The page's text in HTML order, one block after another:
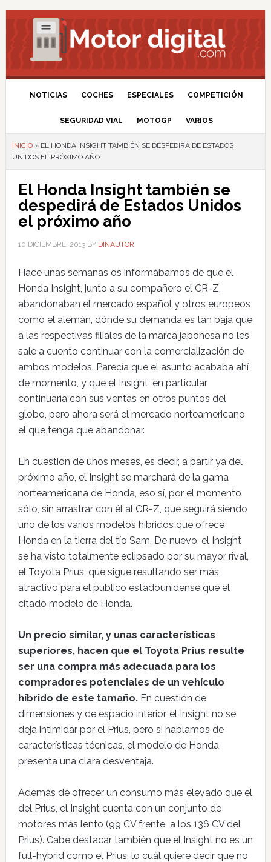
NOTICIAS COCHES ESPECIALES COMPETICIÓN
SEGURIDAD VIAL MOTOGP VARIOS
INICIO» EL HONDA INSIGHT TAMBIÉN SE DESPEDIRÁ DE ESTADOS
UNIDOS EL PRÓXIMO AÑO
El Honda Insight también se
despedirá de Estados Unidos
el próximo año
10 DICIEMBRE, 2013BY DINAUTOR
Hace unas semanas os informábamos de que el
Honda Insight, junto a su compañero el CR-Z,
abandonaban el mercado español y otros europeos
como el alemán, dónde su demanda es tan baja que
a las respectivas filiales de la marca japonesa no les
sale a cuento continuar con la comercialización de
ambos modelos. Parecía que el asunto acababa ahí
de momento, y que el Insight, en particular,
continuaría con sus ventas en otros puntos del
globo, pero ahora será el mercado norteamericano
el que tenga que abandonar.
En cuestión de unos meses, es decir, a partir ya del
próximo año, el Insight se marchará de la gama
norteamericana de Honda, eso sí, por el momento
sólo, sin arrastrar con él al CR-Z, que seguirá siendo
uno de los varios modelos híbridos que ofrece
Honda en la tierra del tío Sam. De nuevo, el Insight
se ha visto totalmente eclipsado por su mayor rival,
el Toyota Prius, que sigue resultando ser más
atractivo para el público estadounidense que el
citado modelo de Honda.
Un precio similar, y unas características
superiores, hacen que el Toyota Prius resulte
ser una compra más adecuada para los
compradores potenciales de un vehículo
híbrido de este tamaño.En cuestión de
dimensiones y de espacio interior, el Insight no se
deja intimidar por el Prius, pero si hablamos de
características técnicas, el modelo de Honda
presenta una clara desventaja.
Además de ofrecer un consumo más elevado que el
del Prius, el Insight cuenta con un conjunto de
motores más lento (99 CV frente a los 136 CV del
Prius). Cabe destacar también que el Insight no es un
full-hybrid como el Prius, lo cuál quiere decir que no